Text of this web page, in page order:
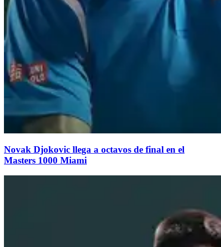
Novak Djokovic llega a octavos de final en el
Masters 1000 Miami